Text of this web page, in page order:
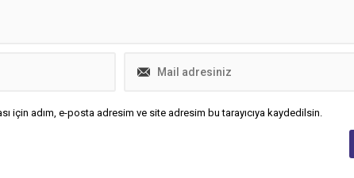
için adım, e-posta adresim ve site adresim bu tarayıcıya kaydedilsin.